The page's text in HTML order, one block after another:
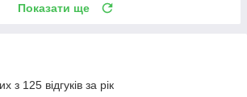
Показати ще
з 125 відгуків за рік